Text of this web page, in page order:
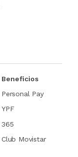
Beneficios
Personal Pay
YPF
365
Club Movistar